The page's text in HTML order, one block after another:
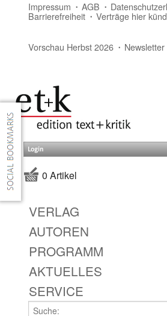
Impressum AGB
Barrierefreiheit Verträge hier
Vorschau Herbst 2026 Newsletter
Login
0 Artikel
VERLAG
AUTOREN
PROGRAMM
AKTUELLES
SERVICE